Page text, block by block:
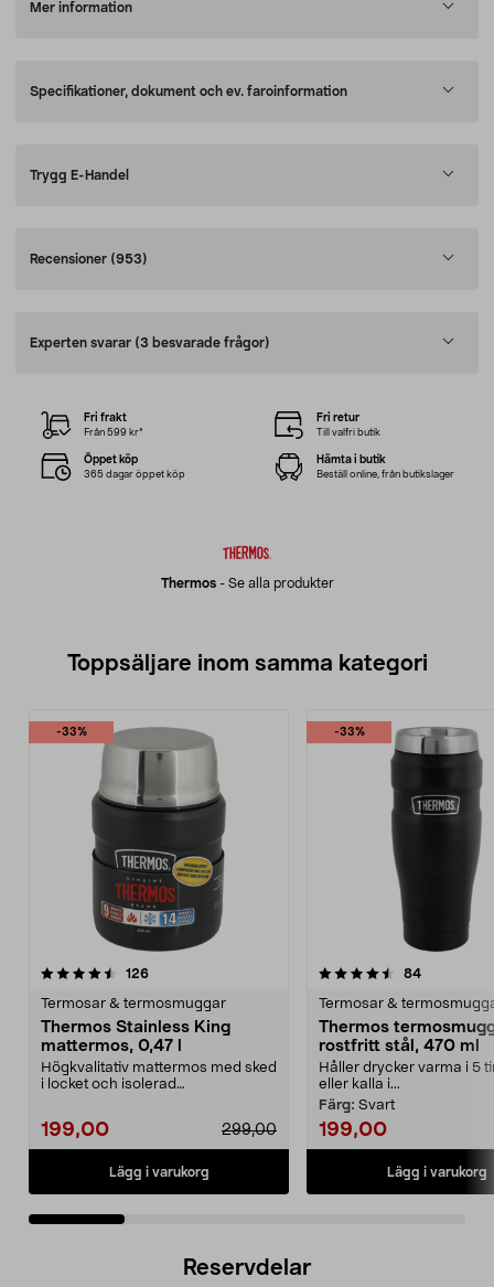
Mer information
Specifikationer, dokument och ev. faroinformation
Trygg E-Handel
Recensioner (953)
Experten svarar (3 besvarade frågor)
Thermos- Se alla produkter
Fri frakt
Från 599 kr*
Fri retur
Till valfri butik
Öppet köp
365 dagar öppet köp
Hämta i butik
Beställ online, från butikslager
Toppsäljare inom samma kategori
-33%
126recensioner
Termosar & termosmuggar
Thermos Stainless King
mattermos, 0,47 l
Högkvalitativ mattermos med sked
i locket och isolerad
199,00 299,00
Lägg i varukorg
-33%
4.5 av 5 stjärnor 84recensioner
Termosar &
Thermos
rostfritt stål, 470 ml
Håller drycker varma i 5
eller kalla i...
Färg: Svart
199,00
Lägg i varukorg
4.5 av 5 stjärnor
Reservdelar